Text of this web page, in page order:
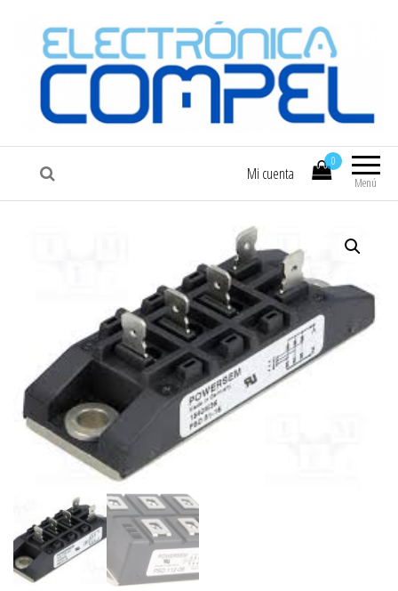
COMPEL Electrónica COMPEL
Menú
0
Mi cuenta